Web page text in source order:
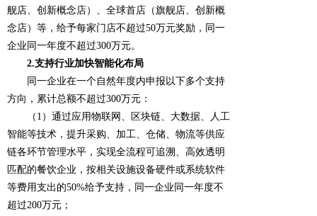
舰店、创新概念店）、全球首店（旗舰店、创新概
念店）等，给予每家门店不超过50万元奖励，同一
企业同一年度不超过300万元。
2.支持行业加快智能化布局
同一企业在一个自然年度内申报以下多个支持
方向，累计总额不超过300万元：
（1）通过应用物联网、区块链、大数据、人工
智能等技术，提升采购、加工、仓储、物流等供应
链各环节管理水平，实现全流程可追溯、高效透明
匹配的餐饮企业，按相关设施设备硬件或系统软件
等费用支出的50%给予支持，同一企业同一年度不
超过200万元；